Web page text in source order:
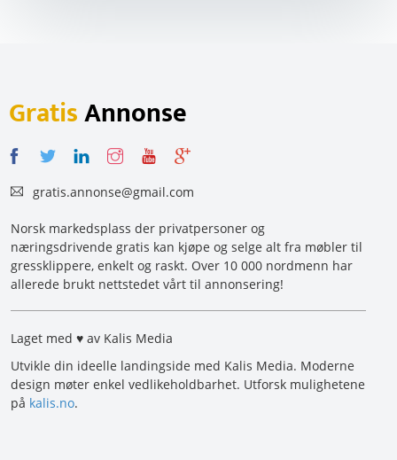
GratisAnnonse
gratis.annonse@gmail.com
Norsk markedsplass der privatpersoner og
næringsdrivende gratis kan kjøpe og selge alt fra møbler til
gressklippere, enkelt og raskt. Over 10 000 nordmenn har
allerede brukt nettstedet vårt til annonsering!
Laget med ♥ av Kalis Media
Utvikle din ideelle landingside med Kalis Media. Moderne
design møter enkel vedlikeholdbarhet. Utforsk mulighetene
på kalis.no.